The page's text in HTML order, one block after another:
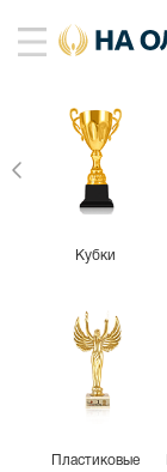
Кубки
Пластиковые